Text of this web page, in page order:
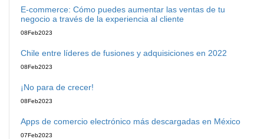
E-commerce: Cómo puedes aumentar las ventas de tu
negocio a través de la experiencia al cliente
08Feb2023
Chile entre líderes de fusiones y adquisiciones en 2022
08Feb2023
¡No para de crecer!
08Feb2023
Apps de comercio electrónico más descargadas en México
07Feb2023